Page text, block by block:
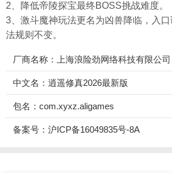
2、降低帝陵探宝最终BOSS挑战难度。
3、激斗魔神玩法更名为凶兽降临，入
法规则不变。
厂商名称：上海浪险劲网络科技有限公司
中文名：逍遥修真2026最新版
包名：com.xyxz.aligames
备案号：沪ICP备16049835号-8A